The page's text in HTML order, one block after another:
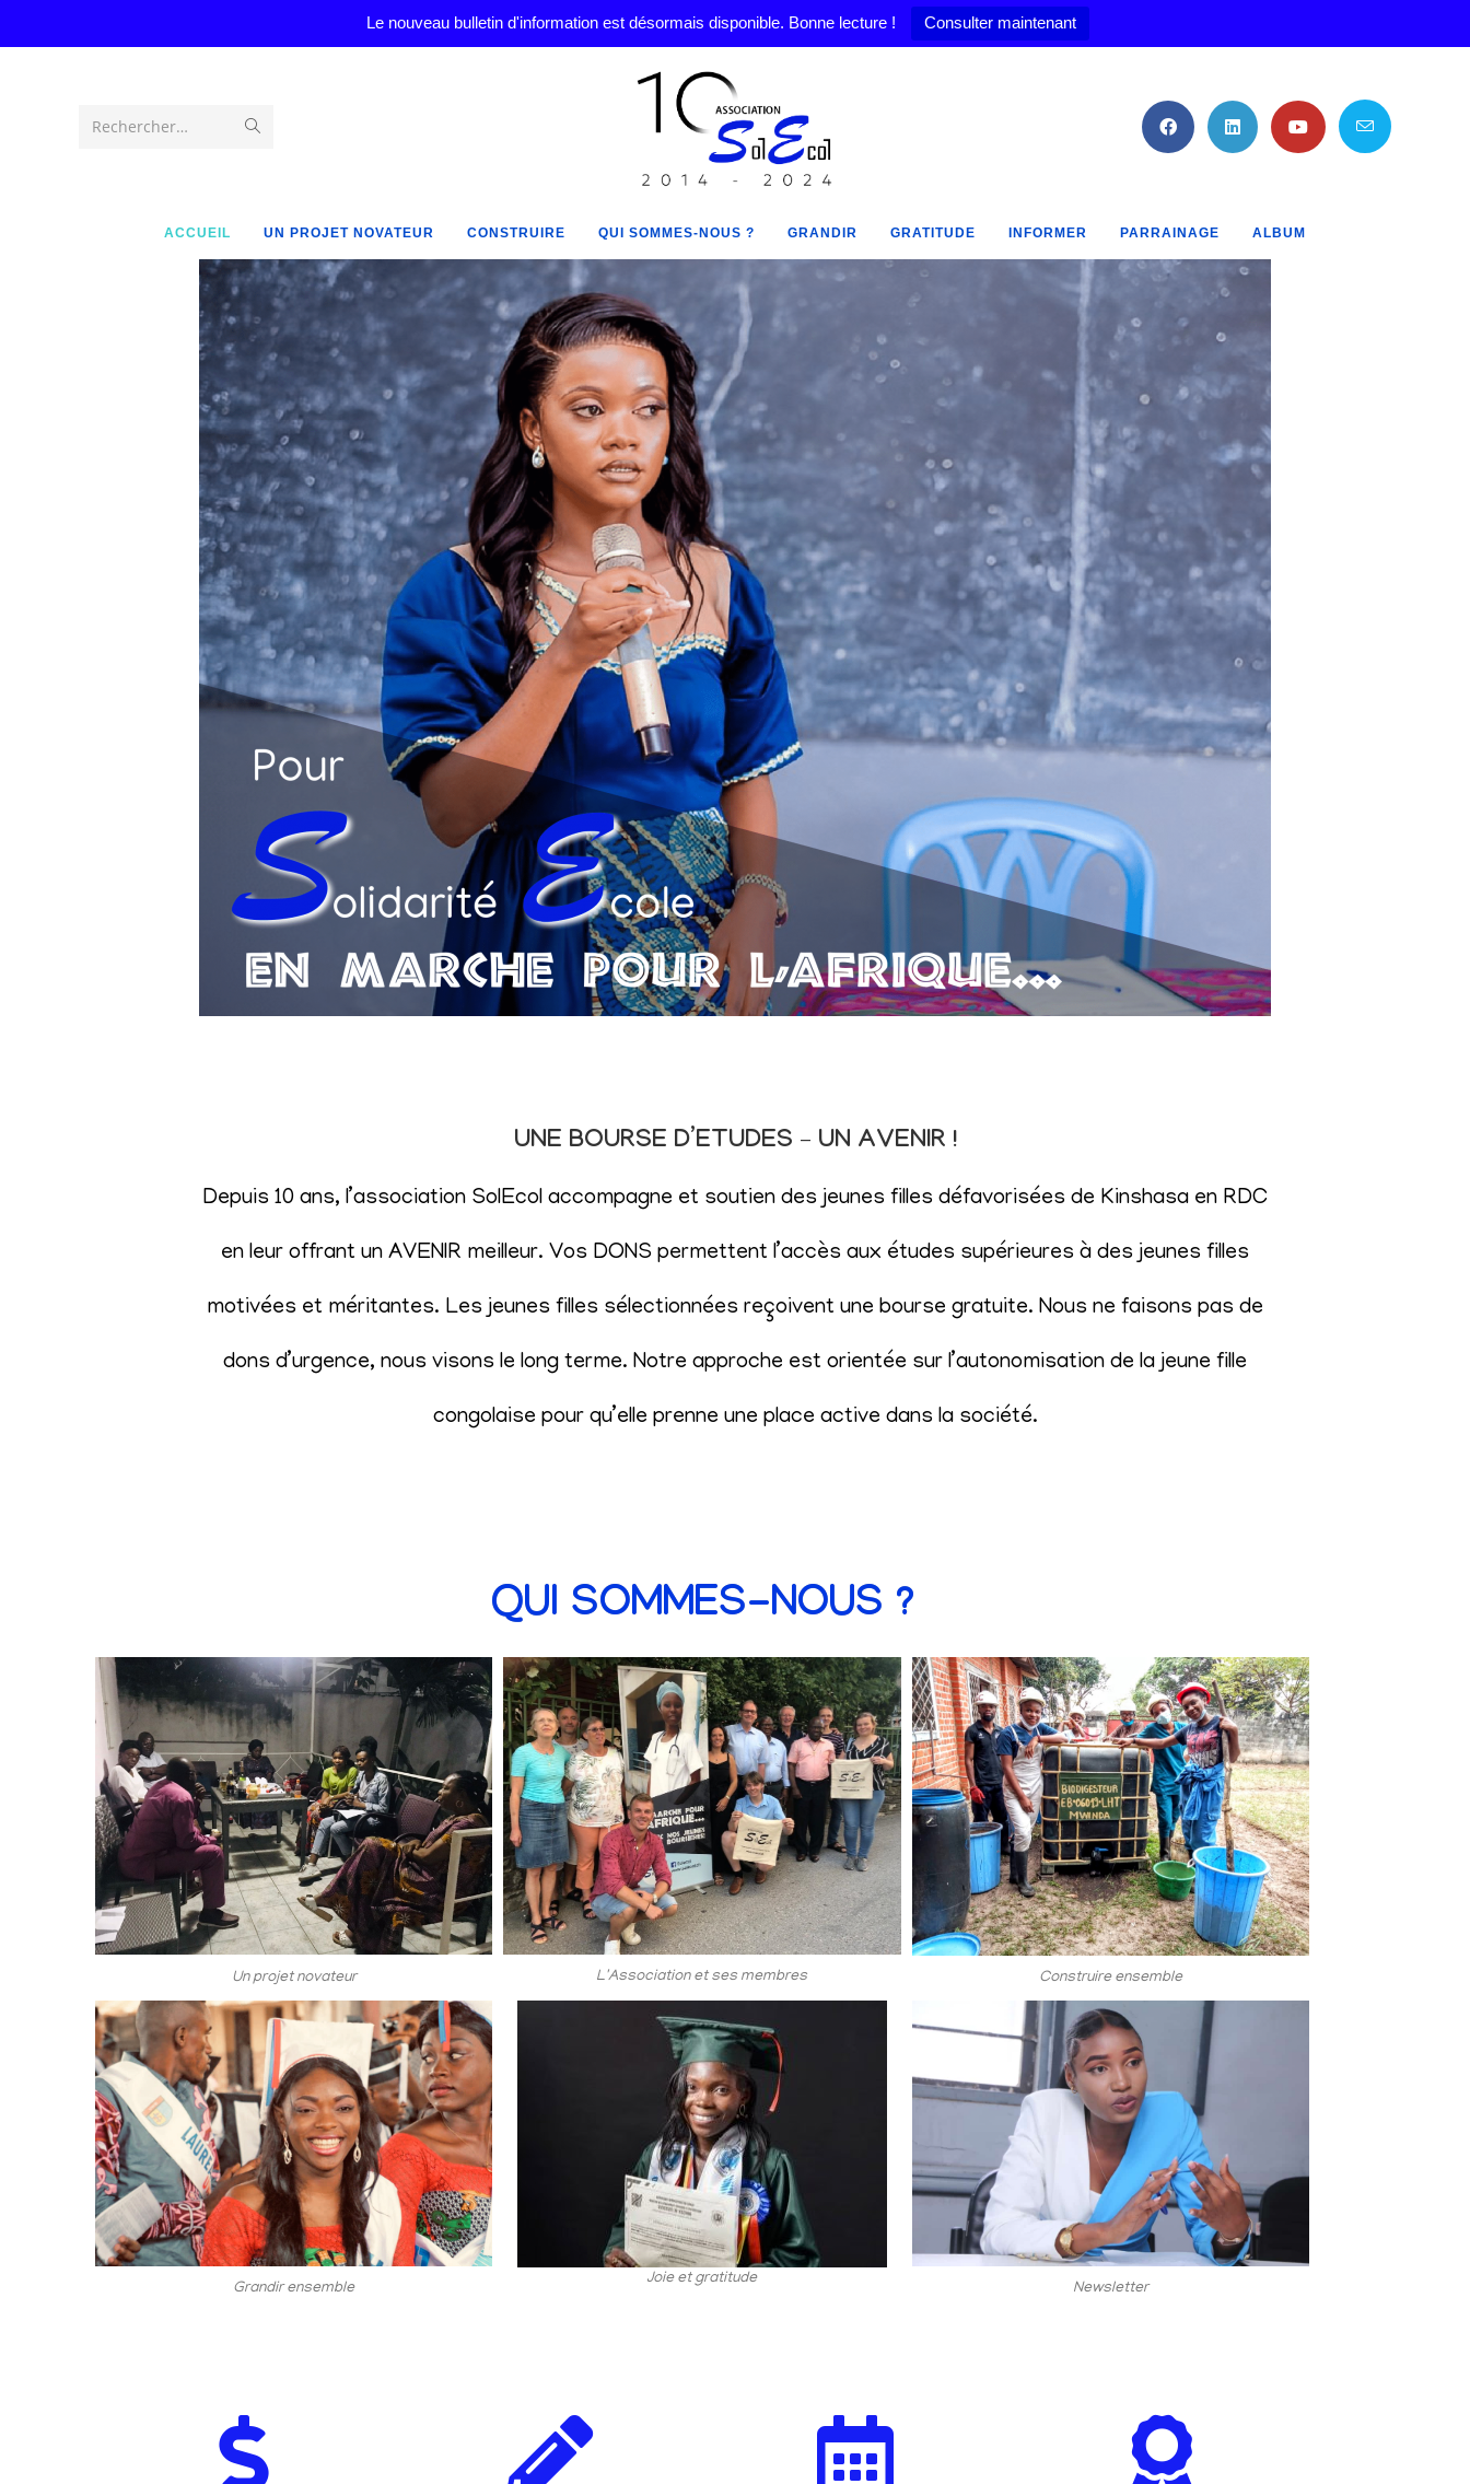
Le nouveau bulletin d'information est désormais disponible. Bonne lecture ! Consulter maintenant
Rechercher…
ACCUEIL UN PROJET NOVATEUR CONSTRUIRE QUI SOMMES-NOUS ? GRANDIR GRATITUDE INFORMER PARRAINAGE ALBUM
UNE BOURSE D’ETUDES – UN AVENIR !
Depuis 10 ans, l’association SolEcol accompagne et soutien des jeunes filles défavorisées de Kinshasa en RDC
en leur offrant un AVENIR meilleur. Vos DONS permettent l’accès aux études supérieures à des jeunes filles
motivées et méritantes. Les jeunes filles sélectionnées reçoivent une bourse gratuite. Nous ne faisons pas de
dons d’urgence, nous visons le long terme. Notre approche est orientée sur l’autonomisation de la jeune fille
congolaise pour qu’elle prenne une place active dans la société.
QUI SOMMES-NOUS ?
Un projet novateur L'Association et ses membres Construire ensemble
Grandir ensemble
Joie et gratitude
Newsletter